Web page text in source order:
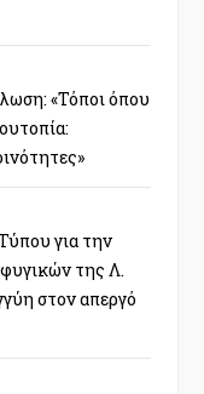
«Τόποι όπου
για την
της Λ.
στον απεργό